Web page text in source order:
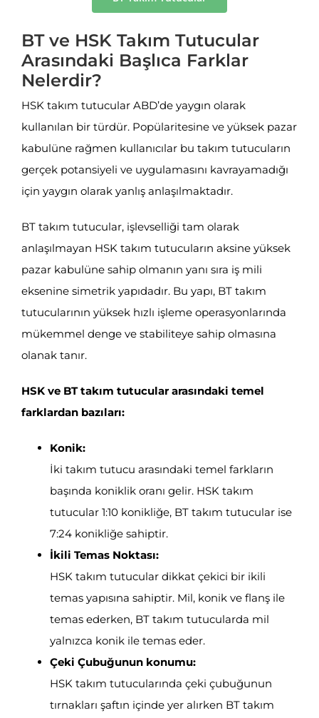
BT ve HSK Takım Tutucular
Arasındaki Başlıca Farklar
Nelerdir?
HSK takım tutucular ABD’de yaygın olarak
kullanılan bir türdür. Popülaritesine ve yüksek pazar
kabulüne rağmen kullanıcılar bu takım tutucuların
gerçek potansiyeli ve uygulamasını kavrayamadığı
için yaygın olarak yanlış anlaşılmaktadır.
BT takım tutucular, işlevselliği tam olarak
anlaşılmayan HSK takım tutucuların aksine yüksek
pazar kabulüne sahip olmanın yanı sıra iş mili
eksenine simetrik yapıdadır. Bu yapı, BT takım
tutucularının yüksek hızlı işleme operasyonlarında
mükemmel denge ve stabiliteye sahip olmasına
olanak tanır.
HSK ve BT takım tutucular arasındaki temel
farklardan bazıları:
Konik:
İki takım tutucu arasındaki temel farkların
başında koniklik oranı gelir. HSK takım
tutucular 1:10 konikliğe, BT takım tutucular ise
7:24 konikliğe sahiptir.
İkili Temas Noktası:
HSK takım tutucular dikkat çekici bir ikili
temas yapısına sahiptir. Mil, konik ve flanş ile
temas ederken, BT takım tutucularda mil
yalnızca konik ile temas eder.
Çeki Çubuğunun konumu:
HSK takım tutucularında çeki çubuğunun
tırnakları şaftın içinde yer alırken BT takım